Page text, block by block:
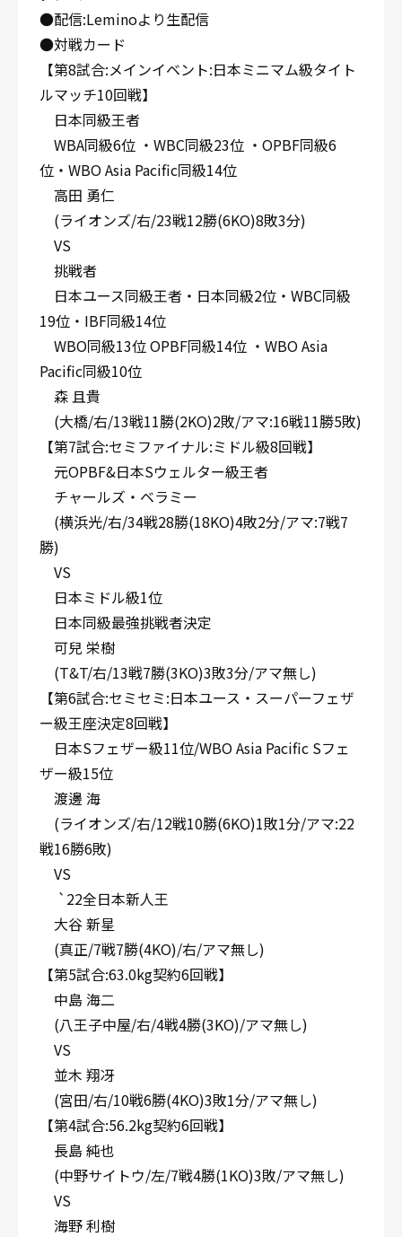
●配信:Leminoより生配信
●対戦カード
【第8試合:メインイベント:日本ミニマム級タイト
ルマッチ10回戦】
日本同級王者
WBA同級6位 ・WBC同級23位 ・OPBF同級6
位・WBO Asia Pacific同級14位
高田 勇仁
(ライオンズ/右/23戦12勝(6KO)8敗3分)
VS
挑戦者
日本ユース同級王者・日本同級2位・WBC同級
19位・IBF同級14位
WBO同級13位 OPBF同級14位 ・WBO Asia
Pacific同級10位
森 且貴
(大橋/右/13戦11勝(2KO)2敗/アマ:16戦11勝5敗)
【第7試合:セミファイナル:ミドル級8回戦】
元OPBF&日本Sウェルター級王者
チャールズ・ベラミー
(横浜光/右/34戦28勝(18KO)4敗2分/アマ:7戦7
勝)
VS
日本ミドル級1位
日本同級最強挑戦者決定
可兒 栄樹
(T&T/右/13戦7勝(3KO)3敗3分/アマ無し)
【第6試合:セミセミ:日本ユース・スーパーフェザ
ー級王座決定8回戦】
日本Sフェザー級11位/WBO Asia Pacific Sフェ
ザー級15位
渡邊 海
(ライオンズ/右/12戦10勝(6KO)1敗1分/アマ:22
戦16勝6敗)
VS
`22全日本新人王
大谷 新星
(真正/7戦7勝(4KO)/右/アマ無し)
【第5試合:63.0kg契約6回戦】
中島 海二
(八王子中屋/右/4戦4勝(3KO)/アマ無し)
VS
並木 翔冴
(宮田/右/10戦6勝(4KO)3敗1分/アマ無し)
【第4試合:56.2kg契約6回戦】
長島 純也
(中野サイトウ/左/7戦4勝(1KO)3敗/アマ無し)
VS
海野 利樹